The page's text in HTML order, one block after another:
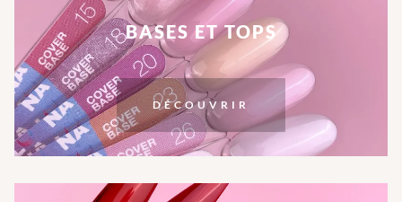
BASES ET TOPS
DÉCOUVRIR